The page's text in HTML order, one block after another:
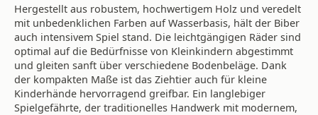
Hergestellt aus robustem, hochwertigem Holz und veredelt
mit unbedenklichen Farben auf Wasserbasis, hält der Biber
auch intensivem Spiel stand. Die leichtgängigen Räder sind
optimal auf die Bedürfnisse von Kleinkindern abgestimmt
und gleiten sanft über verschiedene Bodenbeläge. Dank
der kompakten Maße ist das Ziehtier auch für kleine
Kinderhände hervorragend greifbar. Ein langlebiger
Spielgefährte, der traditionelles Handwerk mit modernem,